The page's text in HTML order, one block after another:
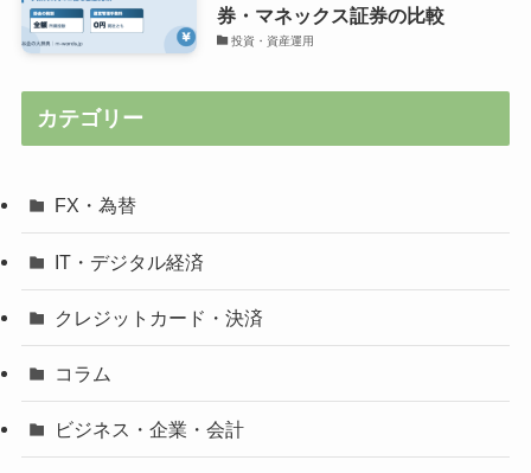
券・マネックス証券の比較
投資・資産運用
カテゴリー
FX・為替
IT・デジタル経済
クレジットカード・決済
コラム
ビジネス・企業・会計